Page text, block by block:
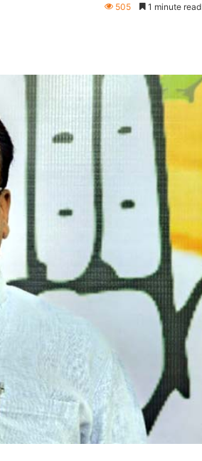
505 1 minute read